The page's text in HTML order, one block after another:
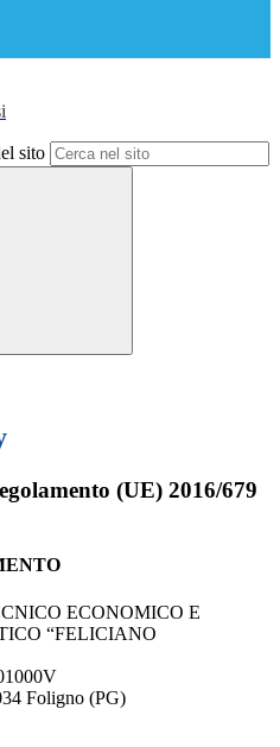
sito
(UE) 2016/679
ECONOMICO E
“FELICIANO
Foligno (PG)